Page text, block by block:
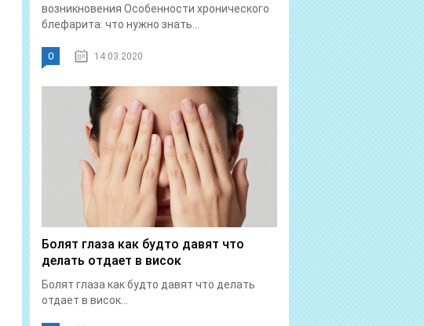
возникновения Особенности хронического
блефарита: что нужно знать...
0 14.03.2020
Болят глаза как будто давят что
делать отдает в висок
Болят глаза как будто давят что делать
отдает в висок...